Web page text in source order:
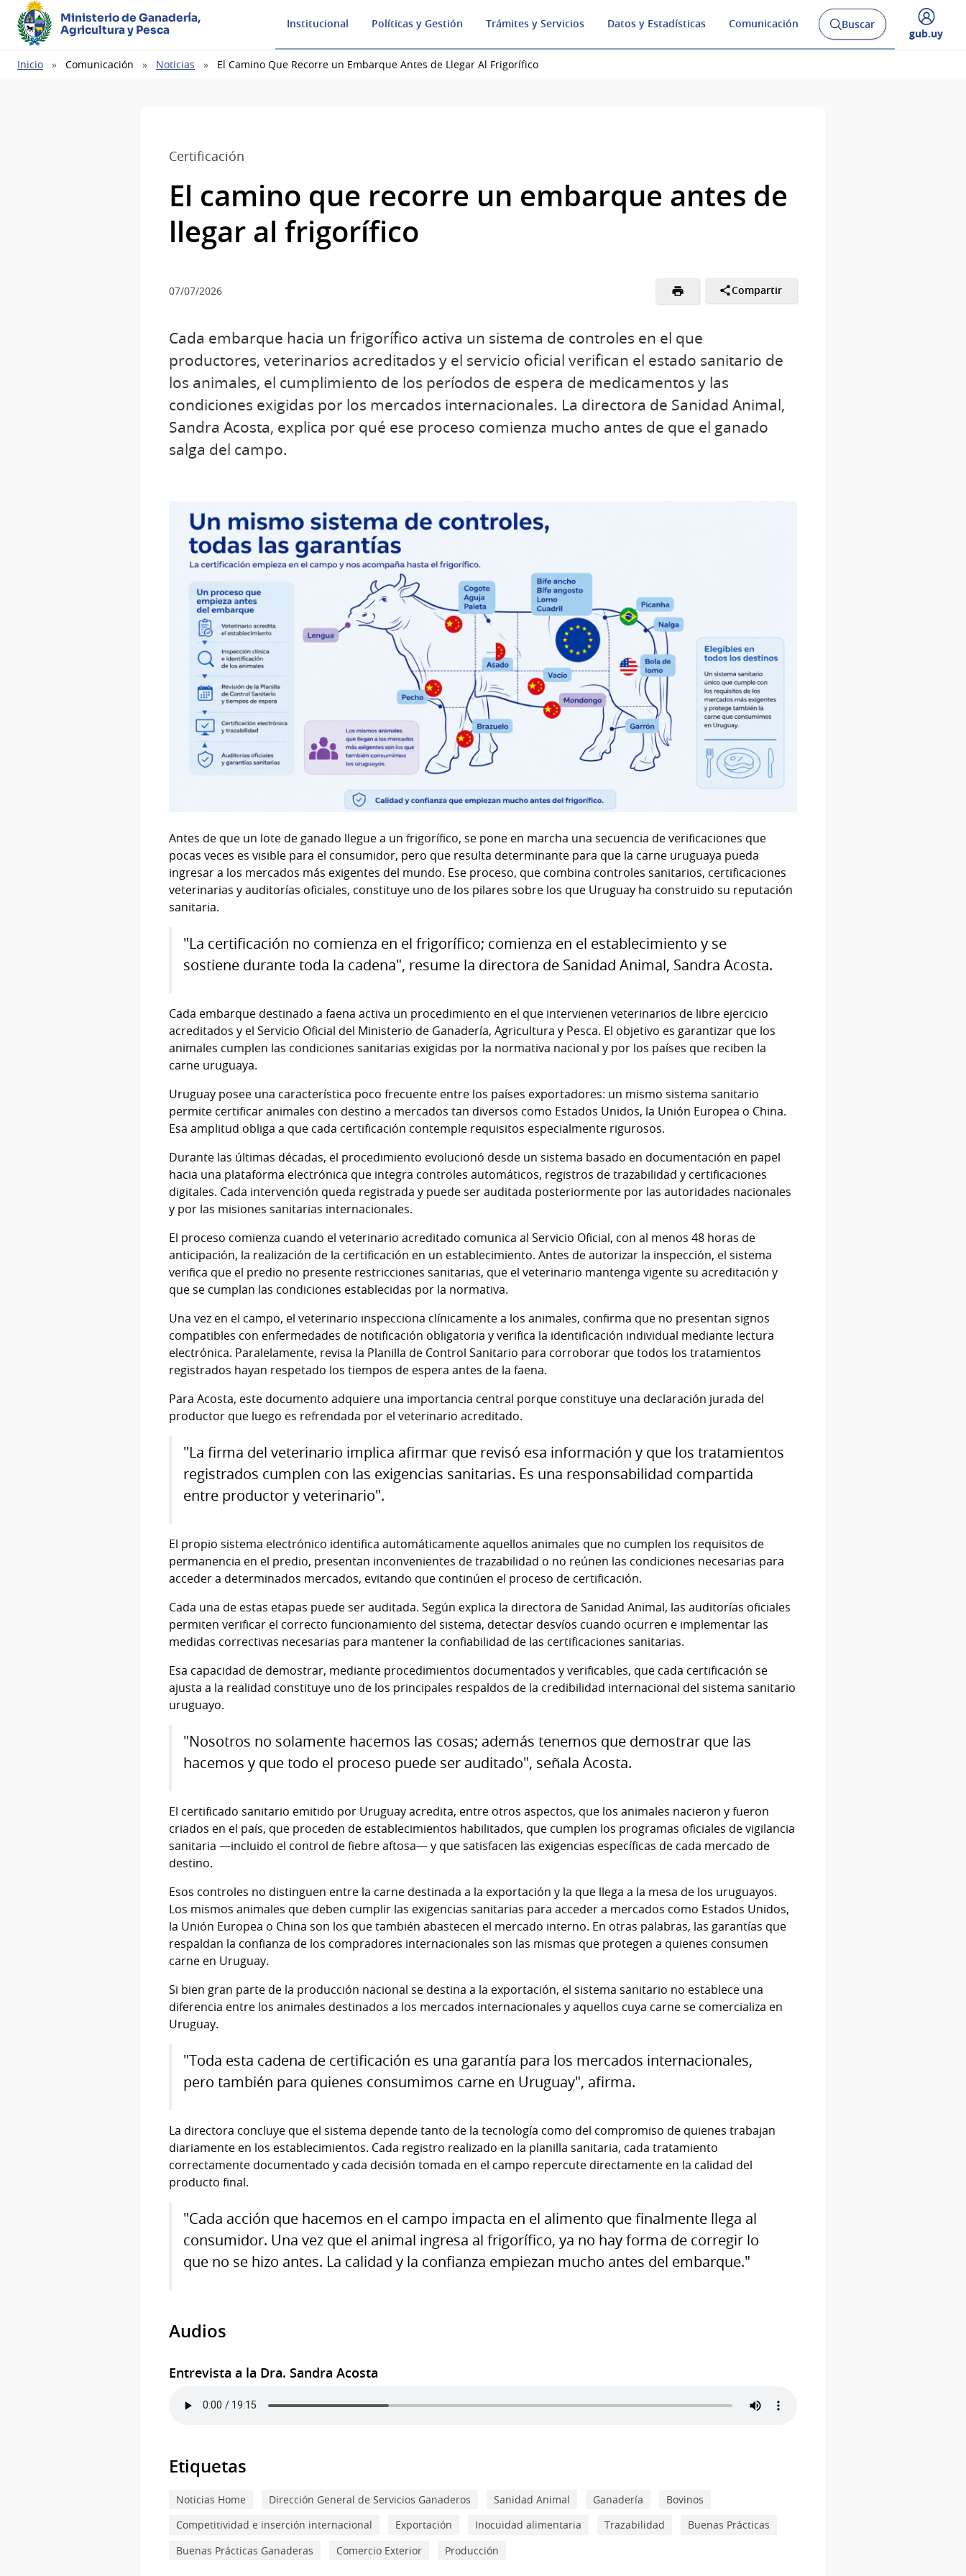
Ministerio de Ganadería,
Agricultura y Pesca
Institucional Políticas y Gestión Trámites y Servicios Datos y Estadísticas Comunicación
Abrir
buscador
Buscar
Desplegar
gub.uy
Ruta
Inicio Comunicación Noticias El Camino Que Recorre un Embarque Antes de Llegar Al Frigorífico
Certificación
El camino que recorre un embarque antes de
llegar al frigorífico
07/07/2026 Compartir
Cada embarque hacia un frigorífico activa un sistema de controles en el que
productores, veterinarios acreditados y el servicio oficial verifican el estado sanitario de
los animales, el cumplimiento de los períodos de espera de medicamentos y las
condiciones exigidas por los mercados internacionales. La directora de Sanidad Animal,
Sandra Acosta, explica por qué ese proceso comienza mucho antes de que el ganado
salga del campo.
Antes de que un lote de ganado llegue a un frigorífico, se pone en marcha una secuencia de verificaciones que
pocas veces es visible para el consumidor, pero que resulta determinante para que la carne uruguaya pueda
ingresar a los mercados más exigentes del mundo. Ese proceso, que combina controles sanitarios, certificaciones
veterinarias y auditorías oficiales, constituye uno de los pilares sobre los que Uruguay ha construido su reputación
sanitaria.
"La certificación no comienza en el frigorífico; comienza en el establecimiento y se
sostiene durante toda la cadena", resume la directora de Sanidad Animal, Sandra Acosta.
Cada embarque destinado a faena activa un procedimiento en el que intervienen veterinarios de libre ejercicio
acreditados y el Servicio Oficial del Ministerio de Ganadería, Agricultura y Pesca. El objetivo es garantizar que los
animales cumplen las condiciones sanitarias exigidas por la normativa nacional y por los países que reciben la
carne uruguaya.
Uruguay posee una característica poco frecuente entre los países exportadores: un mismo sistema sanitario
permite certificar animales con destino a mercados tan diversos como Estados Unidos, la Unión Europea o China.
Esa amplitud obliga a que cada certificación contemple requisitos especialmente rigurosos.
Durante las últimas décadas, el procedimiento evolucionó desde un sistema basado en documentación en papel
hacia una plataforma electrónica que integra controles automáticos, registros de trazabilidad y certificaciones
digitales. Cada intervención queda registrada y puede ser auditada posteriormente por las autoridades nacionales
y por las misiones sanitarias internacionales.
El proceso comienza cuando el veterinario acreditado comunica al Servicio Oficial, con al menos 48 horas de
anticipación, la realización de la certificación en un establecimiento. Antes de autorizar la inspección, el sistema
verifica que el predio no presente restricciones sanitarias, que el veterinario mantenga vigente su acreditación y
que se cumplan las condiciones establecidas por la normativa.
Una vez en el campo, el veterinario inspecciona clínicamente a los animales, confirma que no presentan signos
compatibles con enfermedades de notificación obligatoria y verifica la identificación individual mediante lectura
electrónica. Paralelamente, revisa la Planilla de Control Sanitario para corroborar que todos los tratamientos
registrados hayan respetado los tiempos de espera antes de la faena.
Para Acosta, este documento adquiere una importancia central porque constituye una declaración jurada del
productor que luego es refrendada por el veterinario acreditado.
"La firma del veterinario implica afirmar que revisó esa información y que los tratamientos
registrados cumplen con las exigencias sanitarias. Es una responsabilidad compartida
entre productor y veterinario".
El propio sistema electrónico identifica automáticamente aquellos animales que no cumplen los requisitos de
permanencia en el predio, presentan inconvenientes de trazabilidad o no reúnen las condiciones necesarias para
acceder a determinados mercados, evitando que continúen el proceso de certificación.
Cada una de estas etapas puede ser auditada. Según explica la directora de Sanidad Animal, las auditorías oficiales
permiten verificar el correcto funcionamiento del sistema, detectar desvíos cuando ocurren e implementar las
medidas correctivas necesarias para mantener la confiabilidad de las certificaciones sanitarias.
Esa capacidad de demostrar, mediante procedimientos documentados y verificables, que cada certificación se
ajusta a la realidad constituye uno de los principales respaldos de la credibilidad internacional del sistema sanitario
uruguayo.
"Nosotros no solamente hacemos las cosas; además tenemos que demostrar que las
hacemos y que todo el proceso puede ser auditado", señala Acosta.
El certificado sanitario emitido por Uruguay acredita, entre otros aspectos, que los animales nacieron y fueron
criados en el país, que proceden de establecimientos habilitados, que cumplen los programas oficiales de vigilancia
sanitaria —incluido el control de fiebre aftosa— y que satisfacen las exigencias específicas de cada mercado de
destino.
Esos controles no distinguen entre la carne destinada a la exportación y la que llega a la mesa de los uruguayos.
Los mismos animales que deben cumplir las exigencias sanitarias para acceder a mercados como Estados Unidos,
la Unión Europea o China son los que también abastecen el mercado interno. En otras palabras, las garantías que
respaldan la confianza de los compradores internacionales son las mismas que protegen a quienes consumen
carne en Uruguay.
Si bien gran parte de la producción nacional se destina a la exportación, el sistema sanitario no establece una
diferencia entre los animales destinados a los mercados internacionales y aquellos cuya carne se comercializa en
Uruguay.
"Toda esta cadena de certificación es una garantía para los mercados internacionales,
pero también para quienes consumimos carne en Uruguay", afirma.
La directora concluye que el sistema depende tanto de la tecnología como del compromiso de quienes trabajan
diariamente en los establecimientos. Cada registro realizado en la planilla sanitaria, cada tratamiento
correctamente documentado y cada decisión tomada en el campo repercute directamente en la calidad del
producto final.
"Cada acción que hacemos en el campo impacta en el alimento que finalmente llega al
consumidor. Una vez que el animal ingresa al frigorífico, ya no hay forma de corregir lo
que no se hizo antes. La calidad y la confianza empiezan mucho antes del embarque."
Audios
Entrevista a la Dra. Sandra Acosta
Etiquetas
Noticias Home Dirección General de Servicios Ganaderos Sanidad Animal Ganadería
Bovinos
Competitividad e inserción internacional
Exportación Inocuidad alimentaria Trazabilidad
Buenas Prácticas
Buenas Prácticas Ganaderas
Comercio Exterior Producción